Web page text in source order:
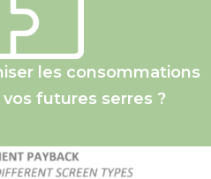
les consommations
futures serres ?